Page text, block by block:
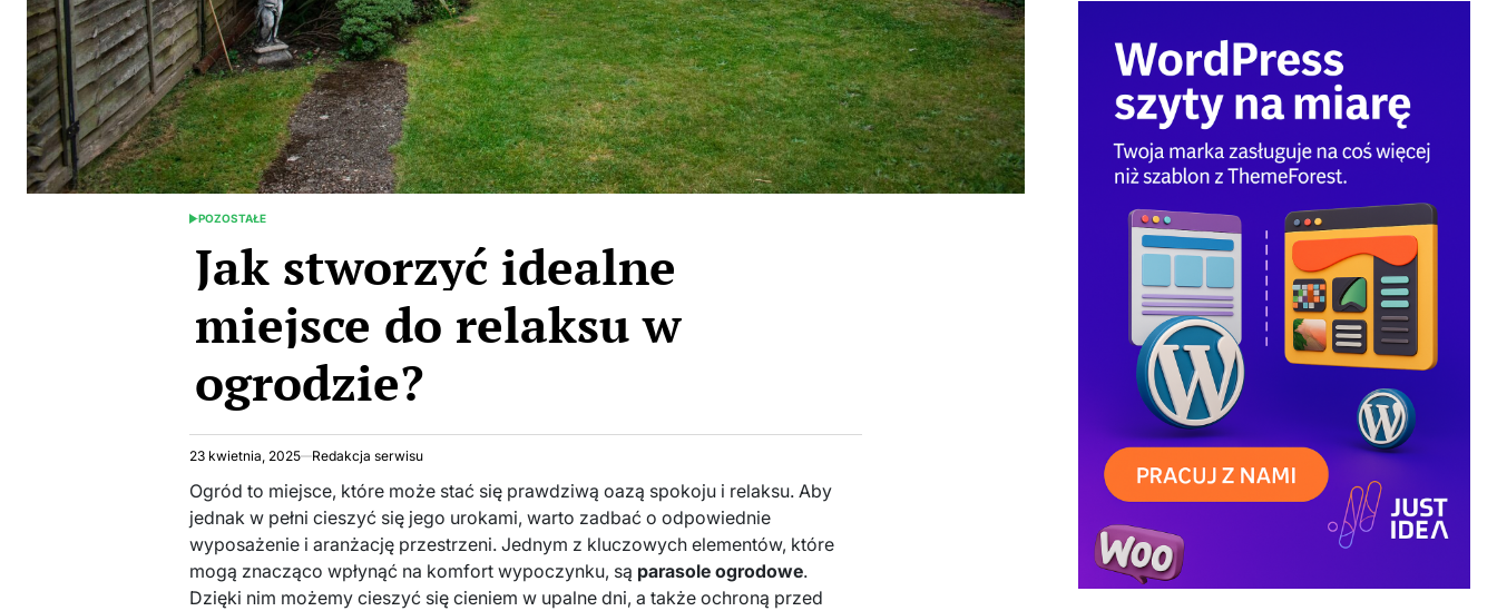
POSTED
POZOSTAŁE
Jak stworzyć idealne
miejsce do relaksu w
ogrodzie?
23 kwietnia, 2025 Redakcja serwisu
Ogród to miejsce, które może stać się prawdziwą oazą spokoju i relaksu. Aby
jednak w pełni cieszyć się jego urokami, warto zadbać o odpowiednie
wyposażenie i aranżację przestrzeni. Jednym z kluczowych elementów, które
mogą znacząco wpłynąć na komfort wypoczynku, są parasole ogrodowe.
Dzięki nim możemy cieszyć się cieniem w upalne dni, a także ochroną przed